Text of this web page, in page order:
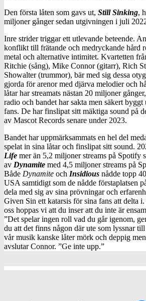
Den första låten som gavs ut, Still Sinking,
miljoner gånger sedan utgivningen i juli
Inre strider triggar ett utlevande beteende.
konflikt till frätande och medryckande hård
metal och alternative intimitet. Kvartetten
Ritchie (sång), Mike Connor (gitarr), Rich
Showalter (trummor), bär med sig dessa
gjorda för arenor med djärva melodier och
låtar har streamats nästan 20 miljoner
radio och bandet har sakta men säkert byggt
fans. De har finslipat sitt mäktiga sound på
av Mascot Records senare under 2023.
Bandet har uppmärksammats en hel del
spelat in sina låtar och finslipat sitt sound.
Life mer än 5,2 miljoner streams på Spotify
av Dynamite med 4,5 miljoner streams på
Både Dynamite och Insidious nådde topp
USA samtidigt som de nådde förstaplatsen
dela med sig av sina prövningar och
Given Sin ett katarsis för sina fans att delta
oss hoppas vi att du inser att du inte är
”Det spelar ingen roll vad du går igenom,
du att det finns någon där ute som lyssnar
vår musik kanske låter mörk och deppig
avslutar Connor. ”Ge inte upp.”